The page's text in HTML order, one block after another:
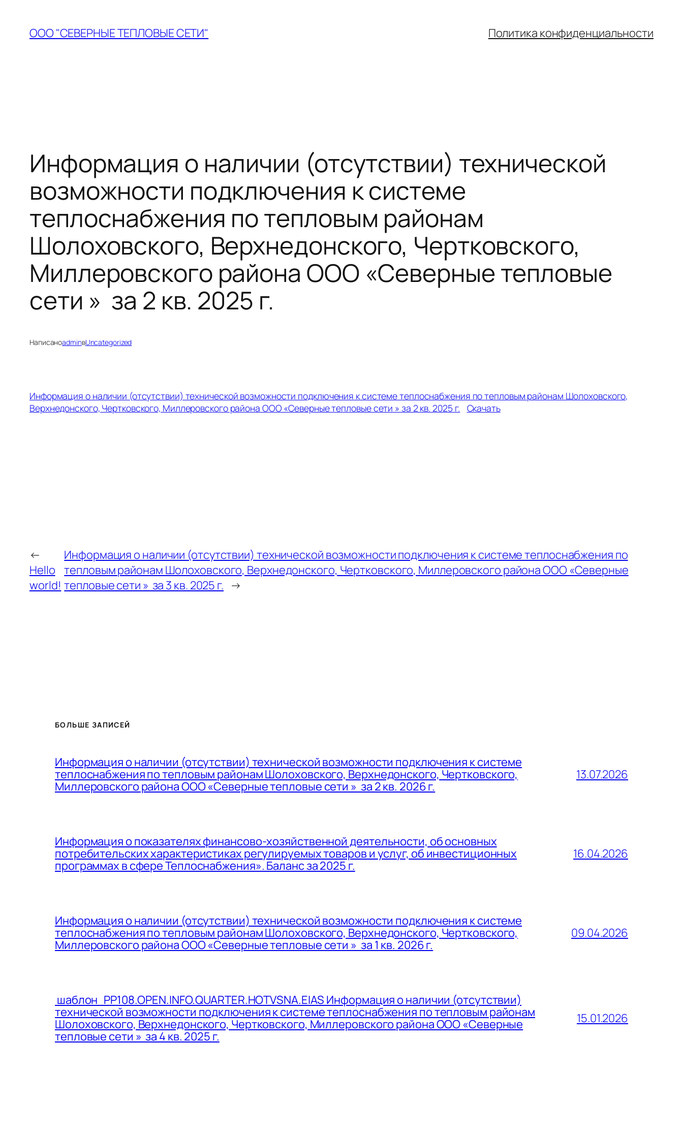
содержимому
ООО "СЕВЕРНЫЕ ТЕПЛОВЫЕ СЕТИ" Политика конфиденциальности
Информация о наличии (отсутствии) технической
возможности подключения к системе
теплоснабжения по тепловым районам
Шолоховского, Верхнедонского, Чертковского,
Миллеровского района ООО «Северные тепловые
сети » за 2 кв. 2025 г.
НаписаноadminвUncategorized
Информация о наличии (отсутствии) технической возможности подключения к системе теплоснабжения по тепловым районам Шолоховского,
Верхнедонского, Чертковского, Миллеровского района ООО «Северные тепловые сети » за 2 кв. 2025 г.
Скачать
←
Hello
world!
Информация о наличии (отсутствии) технической возможности подключения к системе теплоснабжения по
тепловым районам Шолоховского, Верхнедонского, Чертковского, Миллеровского района ООО «Северные
тепловые сети » за 3 кв. 2025 г. →
БОЛЬШЕ ЗАПИСЕЙ
Информация о наличии (отсутствии) технической возможности подключения к системе
теплоснабжения по тепловым районам Шолоховского, Верхнедонского, Чертковского,
Миллеровского района ООО «Северные тепловые сети » за 2 кв. 2026 г.
13.07.2026
Информация о показателях финансово-хозяйственной деятельности, об основных
потребительских характеристиках регулируемых товаров и услуг, об инвестиционных
программах в сфере Теплоснабжения». Баланс за 2025 г.
16.04.2026
Информация о наличии (отсутствии) технической возможности подключения к системе
теплоснабжения по тепловым районам Шолоховского, Верхнедонского, Чертковского,
Миллеровского района ООО «Северные тепловые сети » за 1 кв. 2026 г.
09.04.2026
шаблон PP108.OPEN.INFO.QUARTER.HOTVSNA.EIAS Информация о наличии (отсутствии)
технической возможности подключения к системе теплоснабжения по тепловым районам
Шолоховского, Верхнедонского, Чертковского, Миллеровского района ООО «Северные
тепловые сети » за 4 кв. 2025 г.
15.01.2026